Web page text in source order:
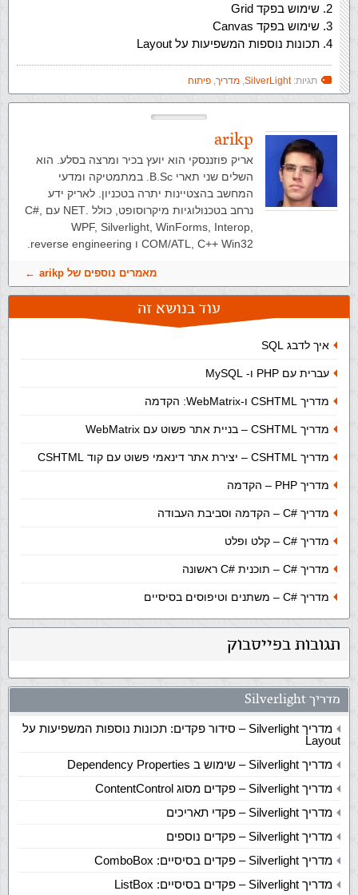
שימוש בפקד Grid
שימוש בפקד Canvas
תכונות נוספות המשפיעות על Layout
תגיות:SilverLight מדריך פיתוח
arikp
אריק פוזננסקי הוא יועץ בכיר ומרצה בסלע. הוא
השלים שני תארי B.Sc. במתמטיקה ומדעי
המחשב בהצטיינות יתרה בטכניון. לאריק ידע
נרחב בטכנולוגיות מיקרוסופט, כולל .NET עם C#,
WPF, Silverlight, WinForms, Interop,
COM/ATL, C++ Win32 ו reverse engineering.
מאמרים נוספים של arikp
עוד בנושא זה
איך לדבג SQL
עברית עם PHP ו- MySQL
מדריך CSHTML ו-WebMatrix: הקדמה
מדריך CSHTML – בניית אתר פשוט עם WebMatrix
מדריך CSHTML – יצירת אתר דינאמי פשוט עם קוד CSHTML
מדריך PHP – הקדמה
מדריך C# – הקדמה וסביבת העבודה
מדריך C# – קלט ופלט
מדריך C# – תוכנית #C ראשונה
מדריך C# – משתנים וטיפוסים בסיסיים
תגובות בפייסבוק
מדריך Silverlight
מדריך Silverlight – סידור פקדים: תכונות נוספות המשפיעות על
Layout
מדריך Silverlight – שימוש ב Dependency Properties
מדריך Silverlight – פקדים מסוג ContentControl
מדריך Silverlight – פקדי תאריכים
מדריך Silverlight – פקדים נוספים
מדריך Silverlight – פקדים בסיסיים: ComboBox
מדריך Silverlight – פקדים בסיסיים: ListBox